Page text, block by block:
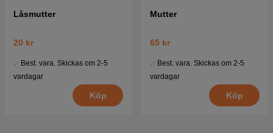
Låsmutter
20 kr
Best. vara. Skickas om 2-5
vardagar
Köp
Mutter
65 kr
Best. vara. Skickas om 2-5
vardagar
Köp